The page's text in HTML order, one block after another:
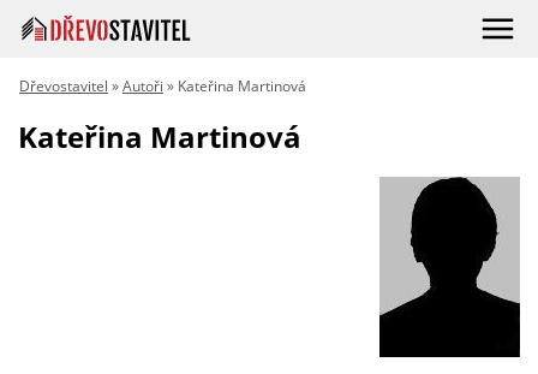
Dřevostavitel »Autoři » Kateřina Martinová
Kateřina Martinová